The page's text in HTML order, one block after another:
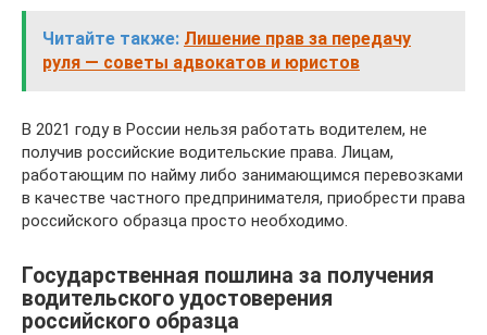
Читайте также: Лишение прав за передачу
руля — советы адвокатов и юристов
В 2021 году в России нельзя работать водителем, не
получив российские водительские права. Лицам,
работающим по найму либо занимающимся перевозками
в качестве частного предпринимателя, приобрести права
российского образца просто необходимо.
Государственная пошлина за получения
водительского удостоверения
российского образца